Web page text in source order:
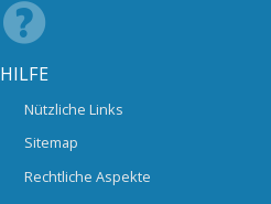
HILFE
Nützliche Links
Sitemap
Rechtliche Aspekte